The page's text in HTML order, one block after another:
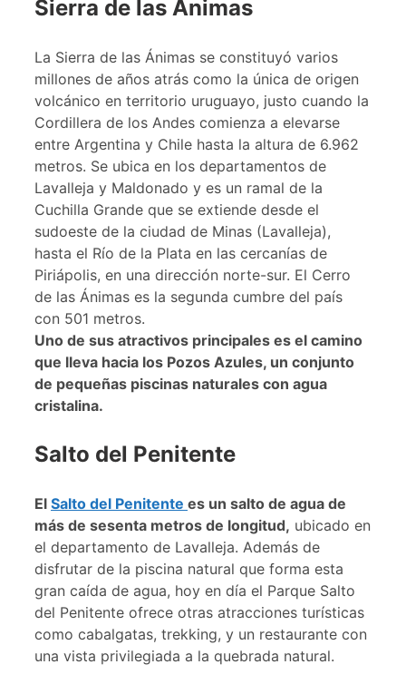
Sierra de las Ánimas
La Sierra de las Ánimas se constituyó varios
millones de años atrás como la única de origen
volcánico en territorio uruguayo, justo cuando la
Cordillera de los Andes comienza a elevarse
entre Argentina y Chile hasta la altura de 6.962
metros. Se ubica en los departamentos de
Lavalleja y Maldonado y es un ramal de la
Cuchilla Grande que se extiende desde el
sudoeste de la ciudad de Minas (Lavalleja),
hasta el Río de la Plata en las cercanías de
Piriápolis, en una dirección norte-sur. El Cerro
de las Ánimas es la segunda cumbre del país
con 501 metros.
Uno de sus atractivos principales es el camino
que lleva hacia los Pozos Azules, un conjunto
de pequeñas piscinas naturales con agua
cristalina.
Salto del Penitente
El Salto del Penitente es un salto de agua de
más de sesenta metros de longitud, ubicado en
el departamento de Lavalleja. Además de
disfrutar de la piscina natural que forma esta
gran caída de agua, hoy en día el Parque Salto
del Penitente ofrece otras atracciones turísticas
como cabalgatas, trekking, y un restaurante con
una vista privilegiada a la quebrada natural.